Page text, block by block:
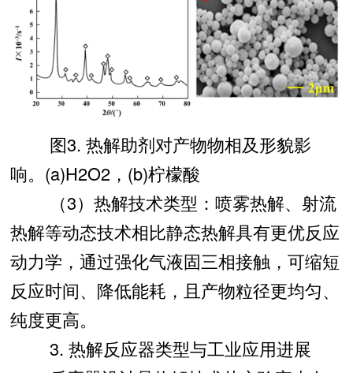
图3. 热解助剂对产物物相及形貌影
响。(a)H2O2，(b)柠檬酸
（3）热解技术类型：喷雾热解、射流
热解等动态技术相比静态热解具有更优反应
动力学，通过强化气液固三相接触，可缩短
反应时间、降低能耗，且产物粒径更均匀、
纯度更高。
3. 热解反应器类型与工业应用进展